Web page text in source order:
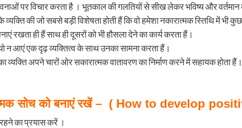
पर विचार करता है । भूतकाल की गलतियों से सीख लेकर भविष्य और
की जो सबसे बड़ी विशेषता होती हैं कि वो हमेशा नकारात्मक स्तिथि में भी
रखता ही हैं साथ ही दूसरों को भी हौसला देने का कार्य करता हैं।
न आएं एक दृढ़ व्यक्तित्व के साथ उनका सामना करता हैं।
अपने चारों ओर सकारात्मक वातावरण का निर्माण करने में सहायक होता हैं।
सोच को बनाएं रखें – ( How to develop
का प्रयास करें ।